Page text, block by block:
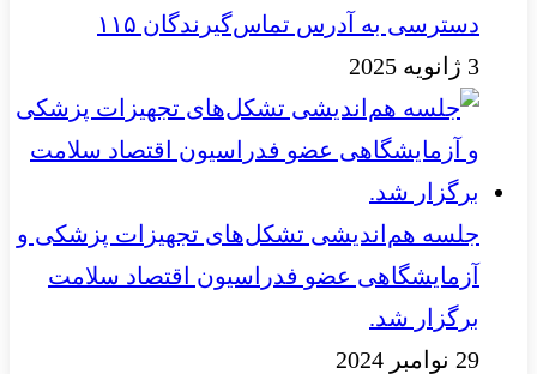
دسترسی به آدرس تماس‌گیرندگان ۱۱۵
3 ژانویه 2025
جلسه هم‌اندیشی تشکل‌های تجهیزات پزشکی و
آزمایشگاهی عضو فدراسیون اقتصاد سلامت
برگزار شد.
29 نوامبر 2024